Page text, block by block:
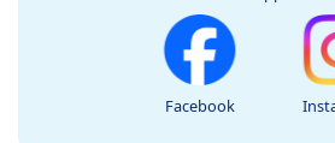
Facebook